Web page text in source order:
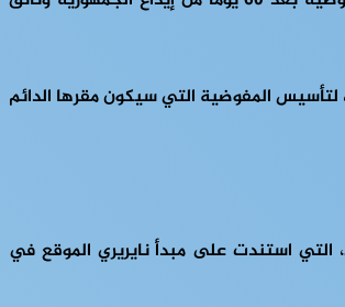
وتنزانيا وأوغندا وبوروندي، ويشترط الجزء الثالث من الاتفاقية تصديق برلمانات 6 دول على الأقل، لتأسيس المفوضية التي سيكون مقرها الدائم
استندت على مبدأ نايريري الموقع في